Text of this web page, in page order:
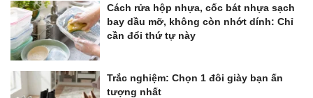
Cách rửa hộp nhựa, cốc bát nhựa sạch
bay dầu mỡ, không còn nhớt dính: Chỉ
cần đổi thứ tự này
Trắc nghiệm: Chọn 1 đôi giày bạn ấn
tượng nhất